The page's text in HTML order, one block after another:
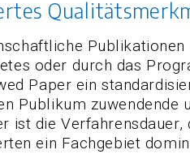
oder durch das
Paper ein
Publikum zuwendende
ist die
ein Fachgebiet